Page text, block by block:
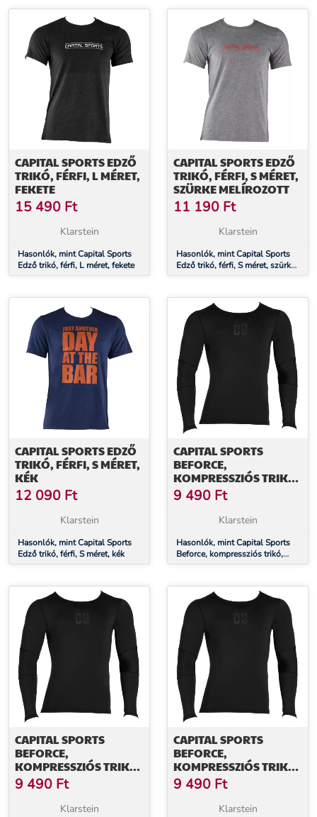
CAPITAL SPORTS EDZŐ
TRIKÓ, FÉRFI, L MÉRET,
FEKETE
15 490 Ft
Klarstein
Hasonlók, mint Capital Sports
Edző trikó, férfi, L méret, fekete
CAPITAL SPORTS EDZŐ
TRIKÓ, FÉRFI, S MÉRET,
SZÜRKE MELÍROZOTT
11 190 Ft
Klarstein
Hasonlók, mint Capital Sports
Edző trikó, férfi, S méret, szürke
melírozott
CAPITAL SPORTS EDZŐ
TRIKÓ, FÉRFI, S MÉRET,
KÉK
12 090 Ft
Klarstein
Hasonlók, mint Capital Sports
Edző trikó, férfi, S méret, kék
CAPITAL SPORTS
BEFORCE,
KOMPRESSZIÓS TRIKÓ,
FUNKCIONÁLIS
FEHÉRNEMŰ, FÉRFI, S
9 490 Ft
Klarstein
Hasonlók, mint Capital Sports
Beforce, kompressziós trikó,
funkcionális fehérnemű, férfi, S
CAPITAL SPORTS
BEFORCE,
KOMPRESSZIÓS TRIKÓ,
FUNKCIONÁLIS
FEHÉRNEMŰ, FÉRFI, M
9 490 Ft
Klarstein
CAPITAL SPORTS
BEFORCE,
KOMPRESSZIÓS TRIKÓ,
FUNKCIONÁLIS
FEHÉRNEMŰ, FÉRFI, L
9 490 Ft
Klarstein